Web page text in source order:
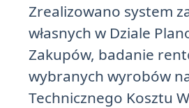
Zrealizowano system
własnych w Dziale
Zakupów, badanie
wybranych wyrobów
Technicznego Kosztu